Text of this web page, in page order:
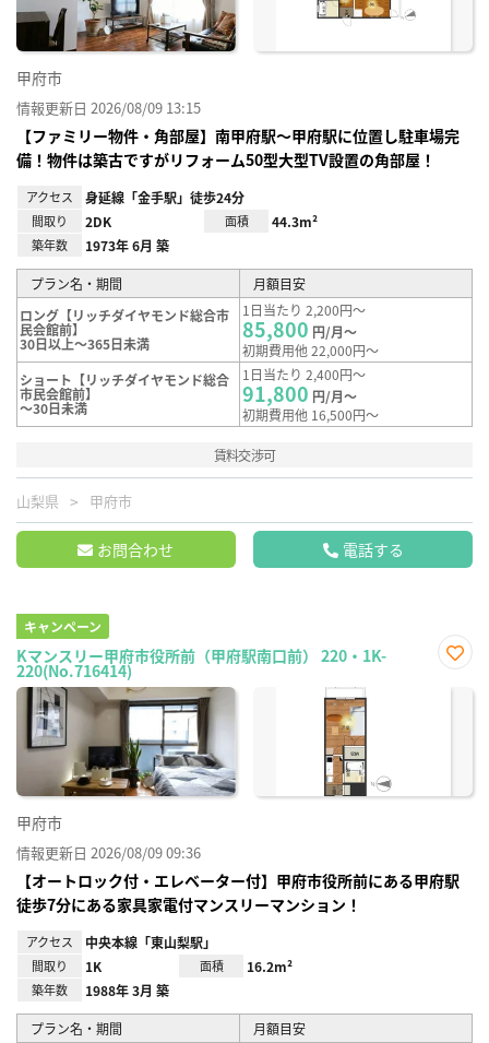
甲府市
情報更新日 2026/08/09 13:15
【ファミリー物件・角部屋】南甲府駅～甲府駅に位置し駐車場完
備！物件は築古ですがリフォーム50型大型TV設置の角部屋！
アクセス 身延線「金手駅」徒歩24分
間取り 2DK 面積 44.3m²
築年数 1973年 6月 築
プラン名・期間
月額目安
ロング【リッチダイヤモンド総合市
民会館前】
30日以上～365日未満
1日当たり 2,200円～
85,800 円/月～
初期費用他 22,000円～
ショート【リッチダイヤモンド総合
市民会館前】
～30日未満
1日当たり 2,400円～
91,800 円/月～
初期費用他 16,500円～
賃料交渉可
山梨県 甲府市
お問合わせ 電話する
キャンペーン
Kマンスリー甲府市役所前（甲府駅南口前） 220・1K-
220(No.716414)
に入
甲府市
情報更新日 2026/08/09 09:36
【オートロック付・エレベーター付】甲府市役所前にある甲府駅
徒歩7分にある家具家電付マンスリーマンション！
アクセス 中央本線「東山梨駅」
間取り 1K 面積 16.2m²
築年数 1988年 3月 築
プラン名・期間 月額目安